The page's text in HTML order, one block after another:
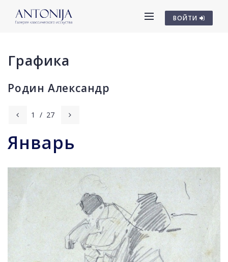
ВОЙТИ
Графика
Родин Александр
1 / 27
Январь